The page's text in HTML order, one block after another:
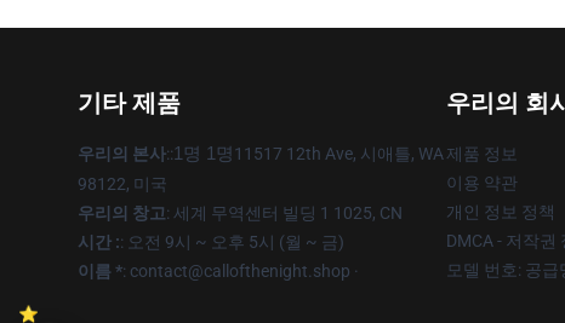
기타 제품
우리의 본사::1명 1명11517 12th Ave, 시애틀, WA
98122, 미국
우리의 창고: 세계 무역센터 빌딩 1 1025, CN
시간 :: 오전 9시 ~ 오후 5시 (월 ~ 금)
이름 *: contact@callofthenight.shop ·
우리의 회
제품 정보
이용 약관
개인 정보 정책
DMCA - 저작권
모델 번호: 공급